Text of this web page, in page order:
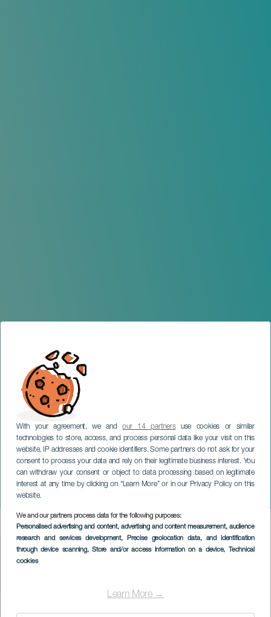
With your agreement, we andour 14 partnersuse cookies or similar
technologies to store, access, and process personal data like your visit on this
website, IP addresses and cookie identifiers. Some partners do not ask for your
consent to process your data and rely on their legitimate business interest. You
can withdraw your consent or object to data processing based on legitimate
interest at any time by clicking on “Learn More” or in our Privacy Policy on this
website.
We and our partners process data for the following purposes:
Personalised advertising and content, advertising and content measurement, audience
research and services development, Precise geolocation data, and identification
through device scanning, Store and/or access information on a device, Technical
cookies
Learn More →
El Sevilla. La vida es
Rocanrol. Ingenio
GRAN CANARIA
Imagen
Listado
ÉVÉNEMENT PASSÉ